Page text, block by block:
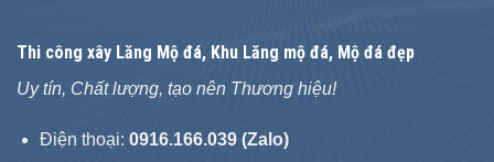
Thi công xây Lăng Mộ đá, Khu Lăng mộ đá, Mộ đá đẹp
Uy tín, Chất lượng, tạo nên Thương hiệu!
Điện thoại: 0916.166.039 (Zalo)